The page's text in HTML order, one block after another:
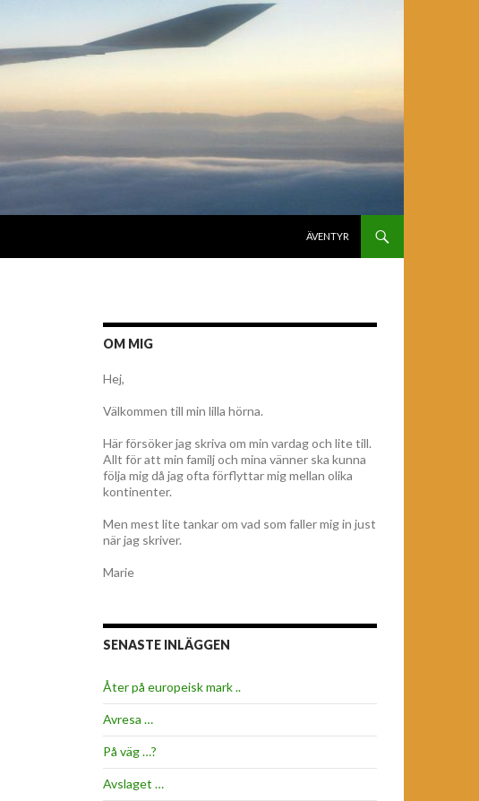
ÄVENTYR
OM MIG
Hej,
Välkommen till min lilla hörna.
Här försöker jag skriva om min vardag och lite till.
Allt för att min familj och mina vänner ska kunna
följa mig då jag ofta förflyttar mig mellan olika
kontinenter.
Men mest lite tankar om vad som faller mig in just
när jag skriver.
Marie
SENASTE INLÄGGEN
Åter på europeisk mark ..
Avresa …
På väg …?
Avslaget …